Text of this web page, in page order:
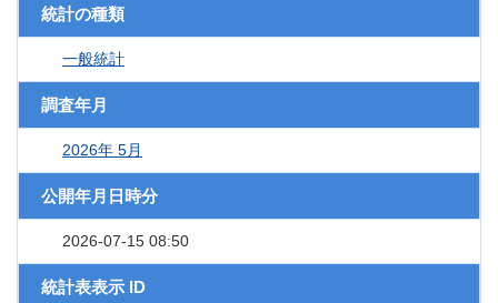
統計の種類
一般統計
調査年月
2026年 5月
公開年月日時分
2026-07-15 08:50
統計表表示 ID